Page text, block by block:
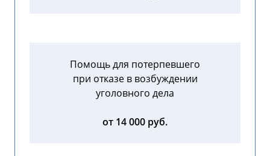
Помощь для потерпевшего
при отказе в возбуждении
уголовного дела
от 14 000 руб.